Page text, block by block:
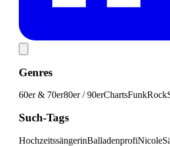
Genres
60er & 70er80er / 90erChartsFunkRock
Such-Tags
HochzeitssängerinBalladenprofiNicole